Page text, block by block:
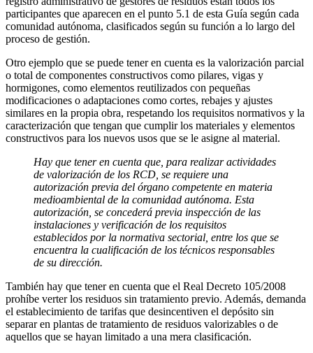
participantes que aparecen en el punto 5.1 de esta Guía según cada
comunidad autónoma, clasificados según su función a lo largo del
proceso de gestión.
Otro ejemplo que se puede tener en cuenta es la valorización parcial
o total de componentes constructivos como pilares, vigas y
hormigones, como elementos reutilizados con pequeñas
modificaciones o adaptaciones como cortes, rebajes y ajustes
similares en la propia obra, respetando los requisitos normativos y la
caracterización que tengan que cumplir los materiales y elementos
constructivos para los nuevos usos que se le asigne al material.
Hay que tener en cuenta que, para realizar actividades
de valorización de los RCD, se requiere una
autorización previa del órgano competente en materia
medioambiental de la comunidad autónoma. Esta
autorización, se concederá previa inspección de las
instalaciones y verificación de los requisitos
establecidos por la normativa sectorial, entre los que se
encuentra la cualificación de los técnicos responsables
de su dirección.
También hay que tener en cuenta que el Real Decreto 105/2008
prohíbe verter los residuos sin tratamiento previo. Además, demanda
el establecimiento de tarifas que desincentiven el depósito sin
separar en plantas de tratamiento de residuos valorizables o de
aquellos que se hayan limitado a una mera clasificación.